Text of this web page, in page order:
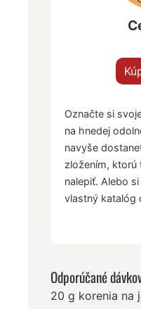
Označte si
na hnedej
navyše
zložením, ktorú
nalepiť. Alebo
vlastný katalóg
Odporúčané
20 g korenia na